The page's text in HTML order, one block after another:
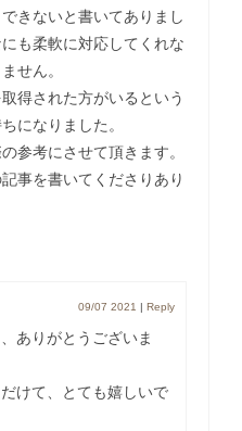
きないと書いてありまし
も柔軟に対応してくれな
せん。
得された方がいるという
になりました。
参考にさせて頂きます。
事を書いてくださりあり
09/07 2021 | Reply
ありがとうございま
けて、とても嬉しいで